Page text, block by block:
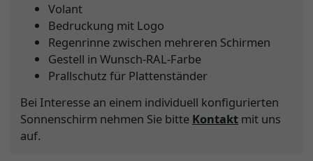
Volant
Bedruckung mit Logo
Regenrinne zwischen mehreren Schirmen
Gestell in Wunsch-RAL-Farbe
Prallschutz für Plattenständer
Bei Interesse an einem individuell konfigurierten
Sonnenschirm nehmen Sie bitte Kontakt mit uns
auf.